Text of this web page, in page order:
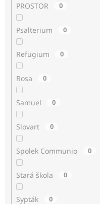
PROSTOR 0
Psalterium 0
Refugium 0
Rosa 0
Samuel 0
Slovart 0
Spolek Communio 0
Stará škola 0
Sypták 0